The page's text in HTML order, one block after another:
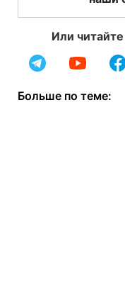
Или
Больше по теме: